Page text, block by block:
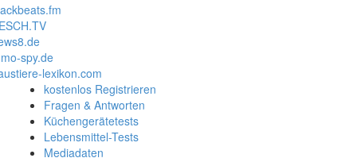
spy.de
lexikon.com
kostenlos Registrieren
Fragen & Antworten
Küchengerätetests
Lebensmittel-Tests
Mediadaten